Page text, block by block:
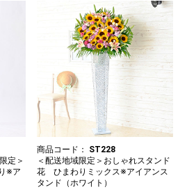
定＞
※ア
商品コード： ST228
＜配送地域限定＞おしゃれスタンド
花 ひまわりミックス※アイアンス
タンド（ホワイト）